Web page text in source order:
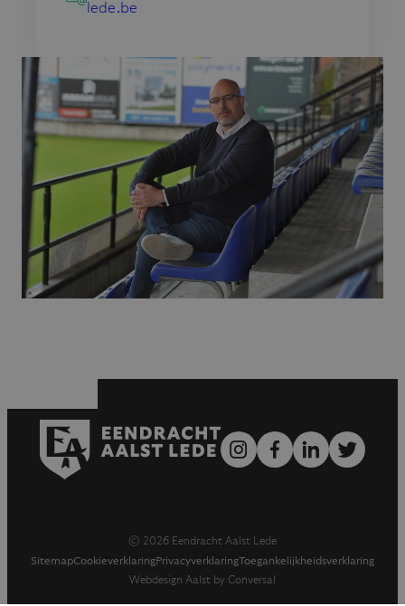
lede.be
© 2026 Eendracht Aalst Lede
SitemapCookieverklaringPrivacyverklaringToegankelijkheidsverklaring
Webdesign Aalst by Conversal